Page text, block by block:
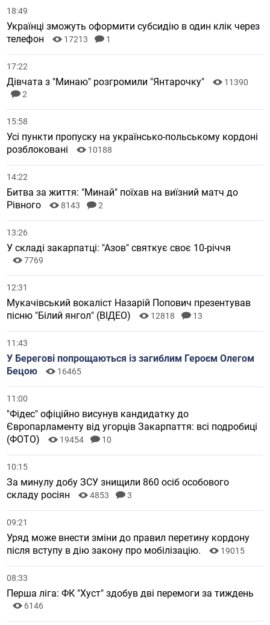
18:49
Українці зможуть оформити субсидію в один клік через
телефон
17213 1
17:22
Дівчата з "Минаю" розгромили "Янтарочку"
11390
2
15:58
Усі пункти пропуску на українсько-польському кордоні
розблоковані
10188
14:22
Битва за життя: "Минай" поїхав на виїзний матч до
Рівного
8143 2
13:26
У складі закарпатці: "Азов" святкує своє 10-річчя
7769
12:31
Мукачівський вокаліст Назарій Попович презентував
пісню "Білий янгол" (ВІДЕО)
12818 13
11:43
У Берегові попрощаються із загиблим Героєм Олегом
Бецою
16465
11:00
"Фідес" офіційно висунув кандидатку до
Європарламенту від угорців Закарпаття: всі подробиці
(ФОТО)
19454 10
10:15
За минулу добу ЗСУ знищили 860 осіб особового
складу росіян
4853 3
09:21
Уряд може внести зміни до правил перетину кордону
після вступу в дію закону про мобілізацію.
19015
08:33
Перша ліга: ФК "Хуст" здобув дві перемоги за тиждень
6146